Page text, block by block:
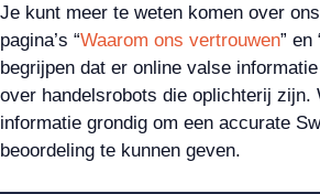
Je kunt meer te weten komen over
pagina’s “Waarom ons vertrouwen” en
begrijpen dat er online valse
over handelsrobots die oplichterij zijn.
informatie grondig om een accurate
beoordeling te kunnen geven.